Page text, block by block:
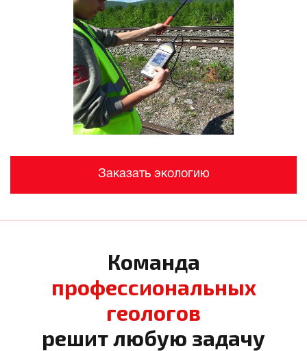
Заказать экологию
Команда
профессиональных
геологов
решит любую задачу